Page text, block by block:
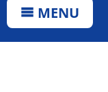
MENU